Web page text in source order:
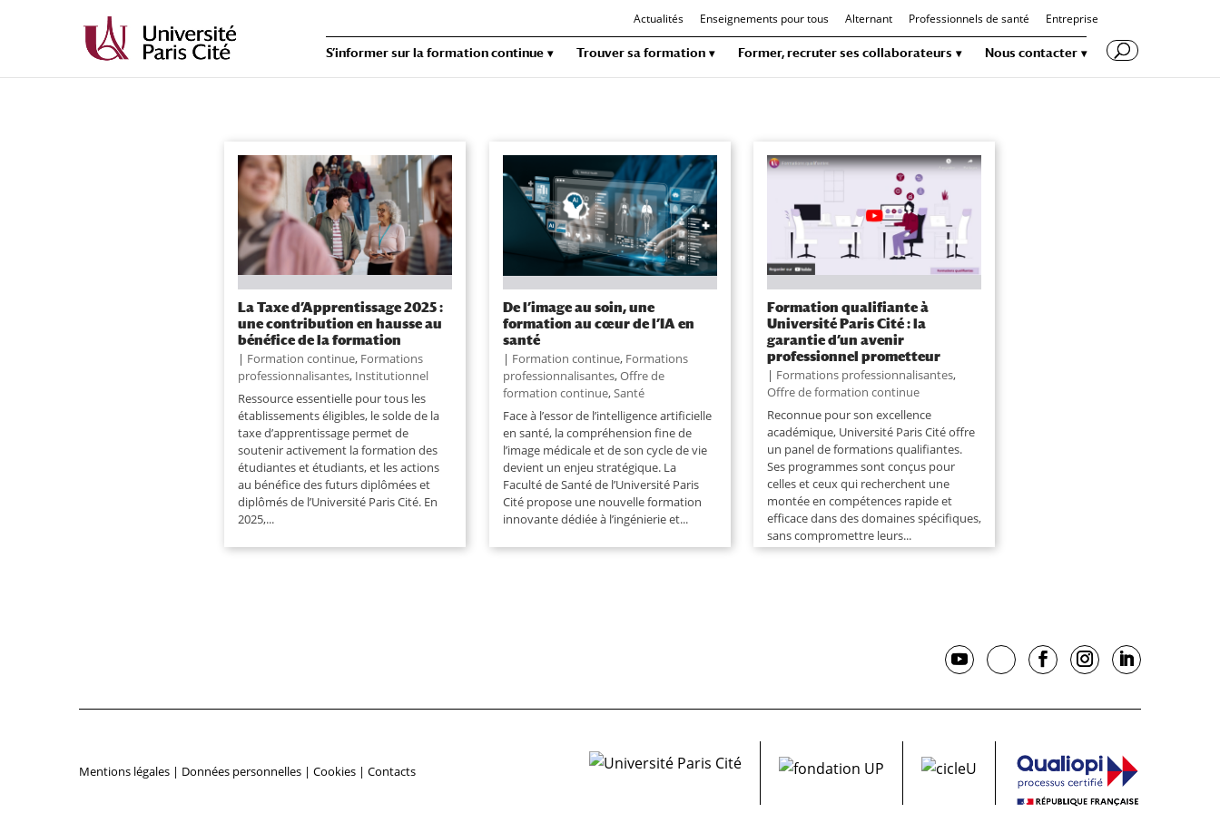
Actualités Enseignements pour tous Alternant Professionnels de santé Entreprise
S’informer sur la formation continue Trouver sa formation Former, recruter ses collaborateurs Nous contacter
La Taxe d’Apprentissage 2025 :
une contribution en hausse au
bénéfice de la formation
| Formation continue, Formations
professionnalisantes, Institutionnel
Ressource essentielle pour tous les
établissements éligibles, le solde de la
taxe d’apprentissage permet de
soutenir activement la formation des
étudiantes et étudiants, et les actions
au bénéfice des futurs diplômées et
diplômés de l’Université Paris Cité. En
2025,...
De l’image au soin, une
formation au cœur de l’IA en
santé
| Formation continue, Formations
professionnalisantes,Offre de
formation continue,Santé
Face à l’essor de l’intelligence artificielle
en santé, la compréhension fine de
l’image médicale et de son cycle de vie
devient un enjeu stratégique. La
Faculté de Santé de l’Université Paris
Cité propose une nouvelle formation
innovante dédiée à l’ingénierie et...
Formation qualifiante à
Université Paris Cité : la
garantie d’un avenir
professionnel prometteur
| Formations professionnalisantes,
Offre de formation continue
Reconnue pour son excellence
académique, Université Paris Cité offre
un panel de formations qualifiantes.
Ses programmes sont conçus pour
celles et ceux qui recherchent une
montée en compétences rapide et
efficace dans des domaines spécifiques,
sans compromettre leurs...
Mentions légales | Données personnelles | Cookies | Contacts